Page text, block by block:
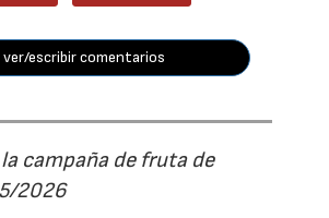
ver/escribir comentarios
campaña de fruta de
2026